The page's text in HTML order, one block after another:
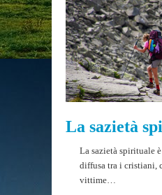
La sazietà
La sazietà spirituale
diffusa tra i cristiani,
vittime…